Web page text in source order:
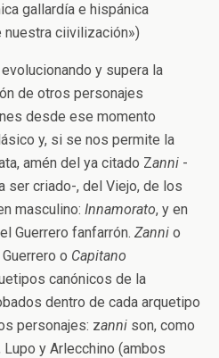
gallardía e hispánica
ciivilización»)
y supera la
de otros personajes
desde ese momento
y, si se nos permite la
amén del ya citado Zanni -
ser criado-, del Viejo, de los
masculino: Innamorato, y en
Guerrero fanfarrón. Zanni o
o Capitano
canónicos de la
dentro de cada arquetipo
personajes: zanni son, como
y Arlecchino (ambos